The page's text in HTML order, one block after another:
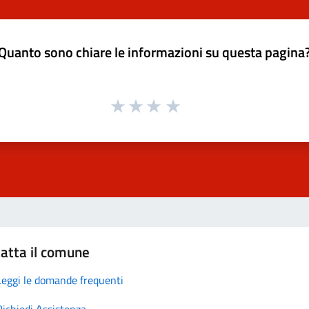
sono chiare le informazioni su questa
il comune
le domande frequenti